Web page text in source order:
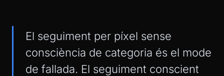
El seguiment per píxel sense
consciència de categoria és el mode
de fallada. El seguiment conscient